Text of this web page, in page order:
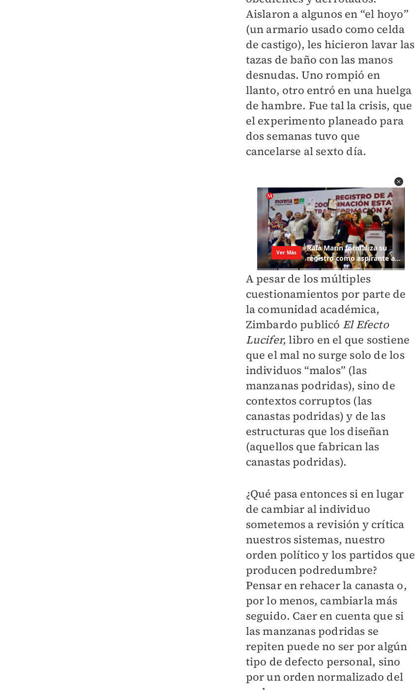
Aislaron a algunos en “el hoyo”
(un armario usado como celda
de castigo), les hicieron lavar las
tazas de baño con las manos
desnudas. Uno rompió en
llanto, otro entró en una huelga
de hambre. Fue tal la crisis, que
el experimento planeado para
dos semanas tuvo que
cancelarse al sexto día.
A pesar de los múltiples
cuestionamientos por parte de
la comunidad académica,
Zimbardo publicó El Efecto
Lucifer, libro en el que sostiene
que el mal no surge solo de los
individuos “malos” (las
manzanas podridas), sino de
contextos corruptos (las
canastas podridas) y de las
estructuras que los diseñan
(aquellos que fabrican las
canastas podridas).
¿Qué pasa entonces si en lugar
de cambiar al individuo
sometemos a revisión y crítica
nuestros sistemas, nuestro
orden político y los partidos que
producen podredumbre?
Pensar en rehacer la canasta o,
por lo menos, cambiarla más
seguido. Caer en cuenta que si
las manzanas podridas se
repiten puede no ser por algún
tipo de defecto personal, sino
por un orden normalizado del